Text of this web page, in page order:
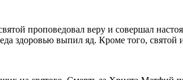
проповедовал веру и совершал
здоровью выпил яд. Кроме того, святой